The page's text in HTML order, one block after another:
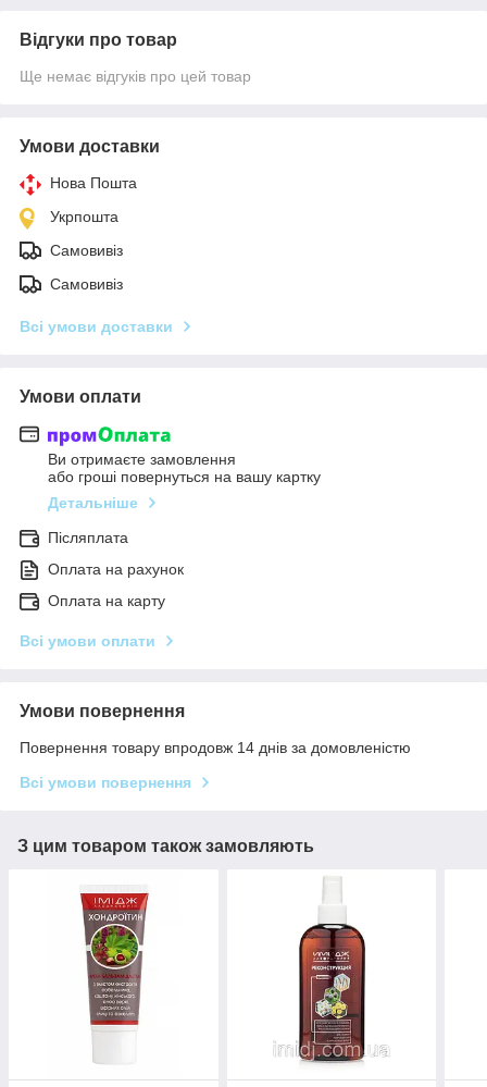
Відгуки про товар
Ще немає відгуків про цей товар
Умови доставки
Нова Пошта
Укрпошта
Самовивіз
Самовивіз
Всі умови доставки
Умови оплати
Ви отримаєте замовлення
або гроші повернуться на вашу картку
Детальніше
Післяплата
Оплата на рахунок
Оплата на карту
Всі умови оплати
Умови повернення
Повернення товару впродовж 14 днів за домовленістю
Всі умови повернення
З цим товаром також замовляють